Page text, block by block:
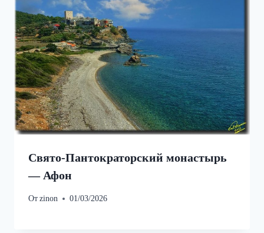
Свято‑Пантократорский монастырь
— Афон
Отzinon 01/03/2026